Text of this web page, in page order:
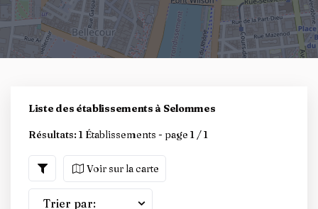
Liste des établissements à Selommes
Résultats: 1 Établissements - page 1 / 1
Voir sur la carte
Trier par: